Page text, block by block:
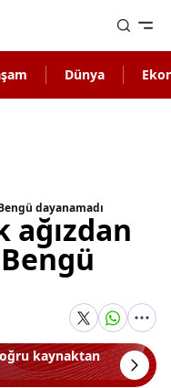
Dünya
dayanamadı
kaynaktan